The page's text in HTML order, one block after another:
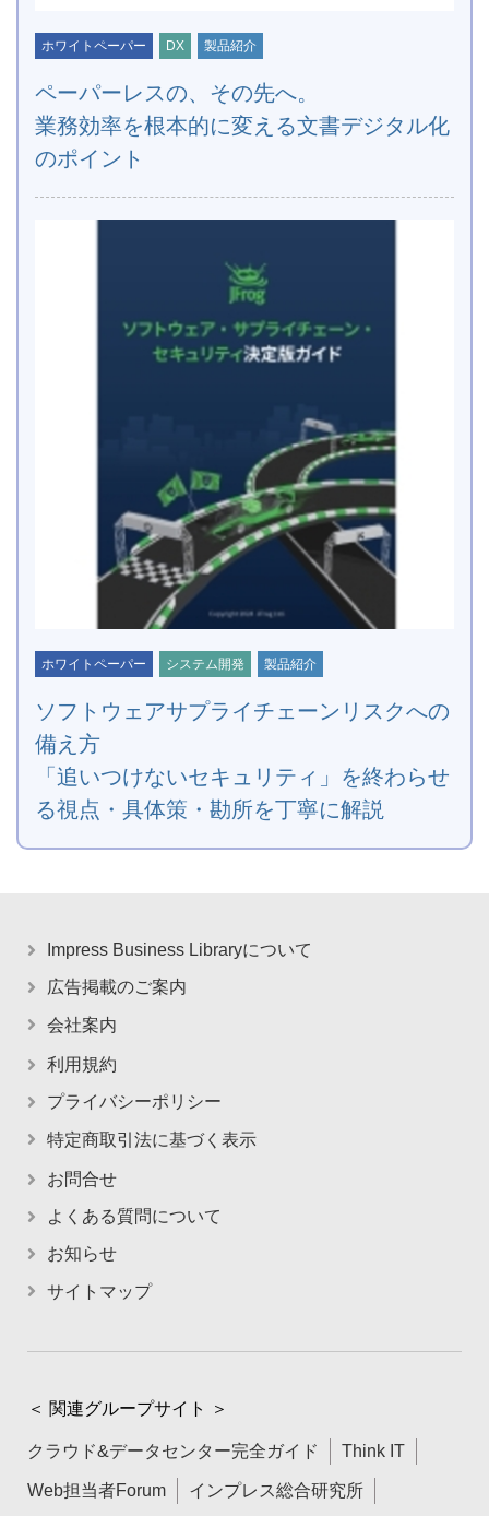
ホワイトペーパー DX 製品紹介
ペーパーレスの、その先へ。
業務効率を根本的に変える文書デジタル化
のポイント
ホワイトペーパー システム開発 製品紹介
ソフトウェアサプライチェーンリスクへの
備え方
「追いつけないセキュリティ」を終わらせ
る視点・具体策・勘所を丁寧に解説
Impress Business Libraryについて
広告掲載のご案内
会社案内
利用規約
プライバシーポリシー
特定商取引法に基づく表示
お問合せ
よくある質問について
お知らせ
サイトマップ
＜ 関連グループサイト ＞
クラウド&データセンター完全ガイド Think IT
Web担当者Forum インプレス総合研究所